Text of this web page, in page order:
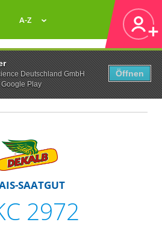
Deutschland GmbH
Play
Öffnen
A-Z
SAATGUT
2972